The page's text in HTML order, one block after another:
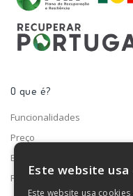
O que é?
Funcionalidades
Preço
Blog
Fale connosco
Este website usa
Este website usa